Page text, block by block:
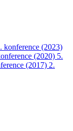
konference (2023)
(2020) 5.
(2017) 2.